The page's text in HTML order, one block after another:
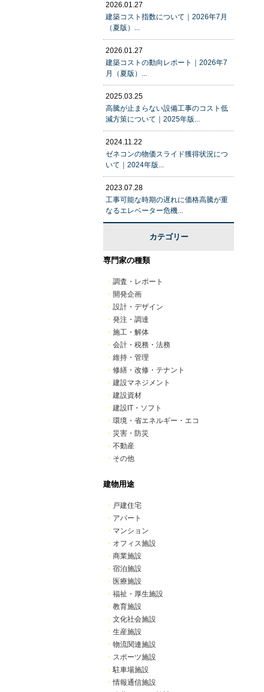
2026.01.27
建築コスト指数について｜2026年7月
（夏版）...
2026.01.27
建築コストの動向レポート｜2026年7
月（夏版）...
2025.03.25
高騰が止まらない設備工事のコスト低
減方策について｜2025年版...
2024.11.22
ゼネコンの物価スライド獲得状況につ
いて｜2024年版...
2023.07.28
工事可能な時期の遅れに価格高騰が重
なるエレベーター危機...
カテゴリー
専門家の種類
・ 調査・レポート
・ 開発企画
・ 設計・デザイン
・ 発注・調達
・ 施工・解体
・ 会計・税務・法務
・ 維持・管理
・ 修繕・改修・テナント
・ 建設マネジメント
・ 建設資材
・ 建設IT・ソフト
・ 環境・省エネルギー・エコ
・ 災害・防災
・ 不動産
・ その他
建物用途
・ 戸建住宅
・ アパート
・ マンション
・ オフィス施設
・ 商業施設
・ 宿泊施設
・ 医療施設
・ 福祉・厚生施設
・ 教育施設
・ 文化社会施設
・ 生産施設
・ 物流関連施設
・ スポーツ施設
・駐車場施設
・情報通信施設